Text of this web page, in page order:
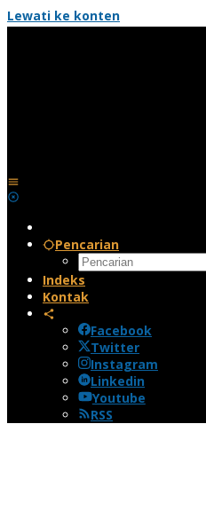
Lewati ke konten
Pencarian
Indeks
Kontak
Facebook
Twitter
Instagram
Linkedin
Youtube
RSS